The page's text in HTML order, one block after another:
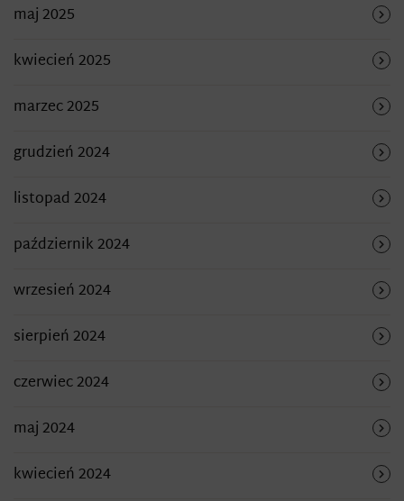
maj 2025
kwiecień 2025
marzec 2025
grudzień 2024
listopad 2024
październik 2024
wrzesień 2024
sierpień 2024
czerwiec 2024
maj 2024
kwiecień 2024